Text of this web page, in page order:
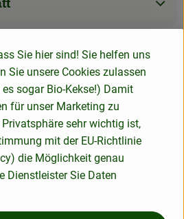
Sie hier sind! Sie helfen uns
Sie unsere Cookies zulassen
sogar Bio-Kekse!) Damit
für unser Marketing zu
sehr wichtig ist,
mit der EU-Richtlinie
die Möglichkeit genau
Dienstleister Sie Daten